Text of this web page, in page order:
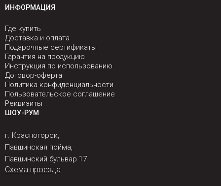
ИНФОРМАЦИЯ
Где купить
Доставка и оплата
Подарочные сертификаты
Гарантия на продукцию
Инструкция по использованию
Договор-оферта
Политика конфиденциальности
Пользовательское соглашение
Реквизиты
ШОУ-РУМ
г. Красногорск,
Павшинская пойма,
Павшинский бульвар 17
Схема проезда